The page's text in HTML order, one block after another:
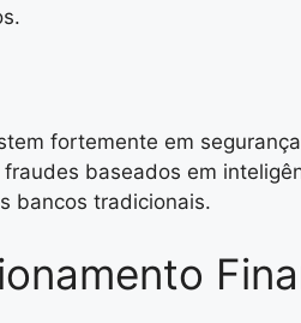
fortemente em
baseados em
bancos tradicionais.